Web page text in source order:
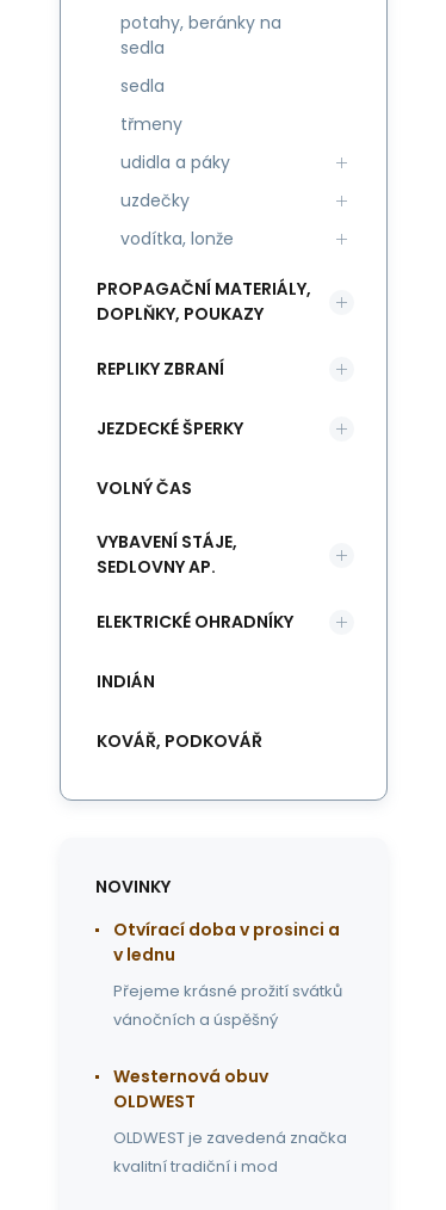
potahy, beránky na
sedla
sedla
třmeny
udidla a páky
uzdečky
vodítka, lonže
PROPAGAČNÍ MATERIÁLY,
DOPLŇKY, POUKAZY
REPLIKY ZBRANÍ
JEZDECKÉ ŠPERKY
VOLNÝ ČAS
VYBAVENÍ STÁJE,
SEDLOVNY AP.
ELEKTRICKÉ OHRADNÍKY
INDIÁN
KOVÁŘ, PODKOVÁŘ
NOVINKY
Otvírací doba v prosinci a
v lednu
Přejeme krásné prožití svátků
vánočních a úspěšný
Westernová obuv
OLDWEST
OLDWEST je zavedená značka
kvalitní tradiční i mod